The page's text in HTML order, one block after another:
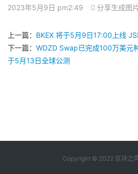
2023年5月9日 pm2:49 分享生成图
上一篇： BKEX 将于5月9日17:00上线
下一篇： WDZD Swap已完成100万美元
于5月13日全球公测
Copyright © 2022 区块之